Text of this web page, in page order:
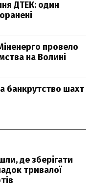
ДТЕК: один
провело
на Волині
банкрутство шахт
де зберігати
тривалої